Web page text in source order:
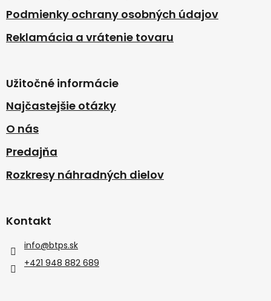
Podmienky ochrany osobných údajov
Reklamácia a vrátenie tovaru
Užitočné informácie
Najčastejšie otázky
O nás
Predajňa
Rozkresy náhradných dielov
Kontakt
info@btps.sk
+421 948 882 689